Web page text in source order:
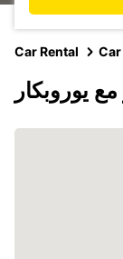
Car Rental
يوروبكار